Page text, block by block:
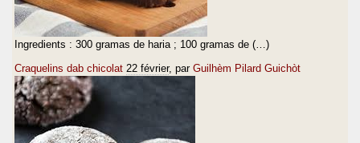
Ingredients : 300 gramas de haria ; 100 gramas de (…)
Craquelins dab chicolat 22 février, par Guilhèm Pilard Guichòt